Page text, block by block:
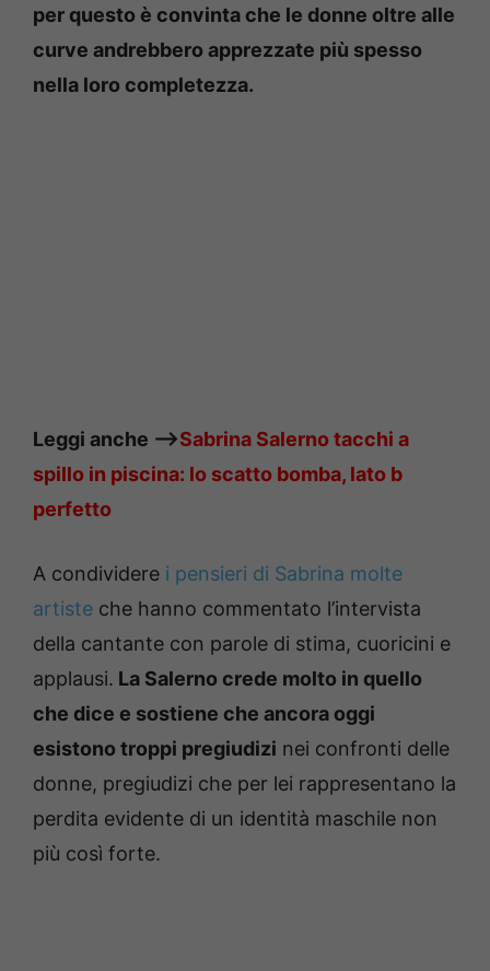
per questo è convinta che le donne oltre alle
curve andrebbero apprezzate più spesso
nella loro completezza.
Leggi anche —->Sabrina Salerno tacchi a
spillo in piscina: lo scatto bomba, lato b
perfetto
A condividere i pensieri di Sabrina molte
artiste che hanno commentato l’intervista
della cantante con parole di stima, cuoricini e
applausi. La Salerno crede molto in quello
che dice e sostiene che ancora oggi
esistono troppi pregiudizi nei confronti delle
donne, pregiudizi che per lei rappresentano la
perdita evidente di un identità maschile non
più così forte.